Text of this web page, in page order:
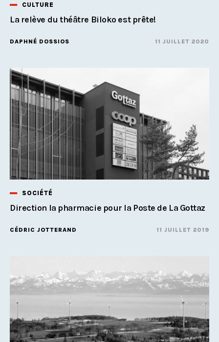
CULTURE
La relève du théâtre Biloko est prête!
DAPHNÉ DOSSIOS 11 JUILLET 2020
SOCIÉTÉ
Direction la pharmacie pour la Poste de La Gottaz
CÉDRIC JOTTERAND 11 JUILLET 2019